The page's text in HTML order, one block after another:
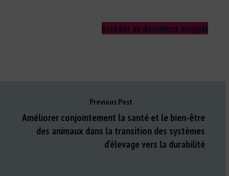
Accéder au document original
Previous Post
Améliorer conjointement la santé et le bien-être
des animaux dans la transition des systèmes
d'élevage vers la durabilité